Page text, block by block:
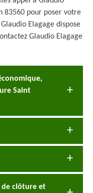
83560 pour poser votre
Elagage dispose
Glaudio Elagage
Saint
de clôture et